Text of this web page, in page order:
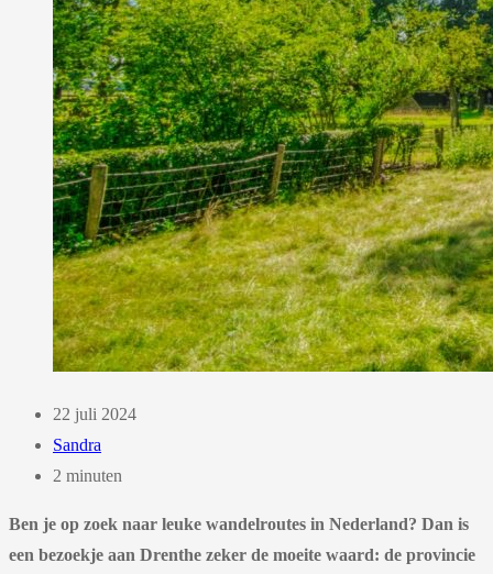
22 juli 2024
Sandra
2 minuten
Ben je op zoek naar leuke wandelroutes in Nederland? Dan is
een bezoekje aan Drenthe zeker de moeite waard: de provincie